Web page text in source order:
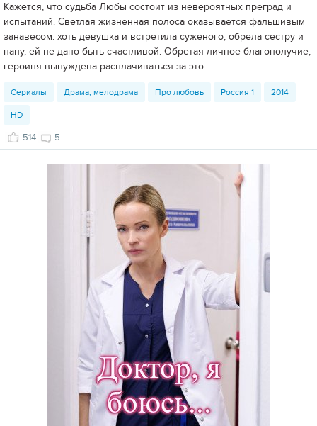
Кажется, что судьба Любы состоит из невероятных преград и
испытаний. Светлая жизненная полоса оказывается фальшивым
занавесом: хоть девушка и встретила суженого, обрела сестру и
папу, ей не дано быть счастливой. Обретая личное благополучие,
героиня вынуждена расплачиваться за это...
Сериалы Драма, мелодрама Про любовь Россия 1 2014
HD
514 5